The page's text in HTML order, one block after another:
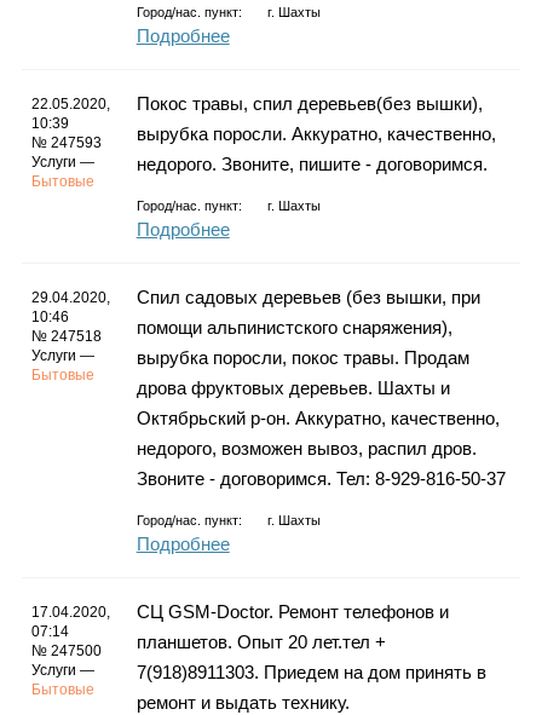
Город/нас. пункт: г. Шахты
Подробнее
22.05.2020,
10:39
№ 247593
Услуги —
Бытовые
Покос травы, спил деревьев(без вышки),
вырубка поросли. Аккуратно, качественно,
недорого. Звоните, пишите - договоримся.
Город/нас. пункт: г. Шахты
Подробнее
29.04.2020,
10:46
№ 247518
Услуги —
Бытовые
Спил садовых деревьев (без вышки, при
помощи альпинистского снаряжения),
вырубка поросли, покос травы. Продам
дрова фруктовых деревьев. Шахты и
Октябрьский р-он. Аккуратно, качественно,
недорого, возможен вывоз, распил дров.
Звоните - договоримся. Тел: 8-929-816-50-37
Город/нас. пункт: г. Шахты
Подробнее
17.04.2020,
07:14
№ 247500
Услуги —
Бытовые
СЦ GSM-Doctor. Ремонт телефонов и
планшетов. Опыт 20 лет.тел +
7(918)8911303. Приедем на дом принять в
ремонт и выдать технику.